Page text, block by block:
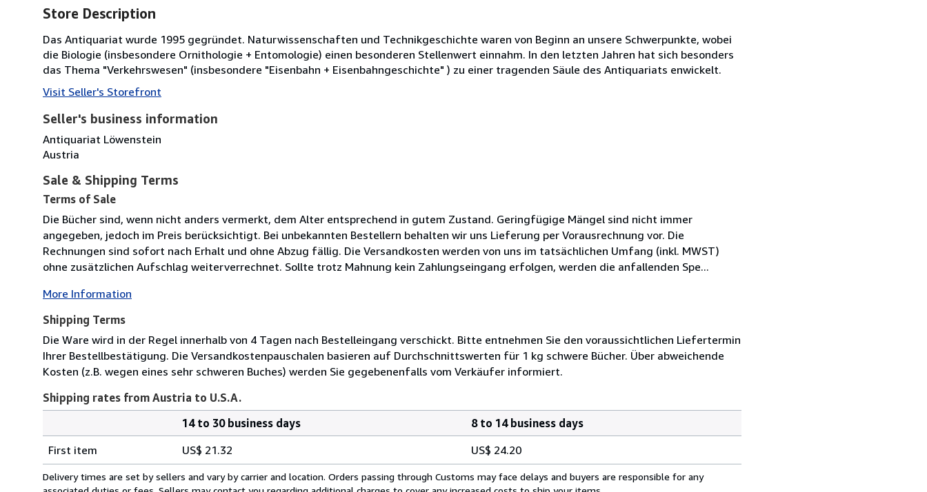
Store Description
Das Antiquariat wurde 1995 gegründet. Naturwissenschaften und Technikgeschichte waren von Beginn an unsere Schwerpunkte, wobei
die Biologie (insbesondere Ornithologie + Entomologie) einen besonderen Stellenwert einnahm. In den letzten Jahren hat sich besonders
das Thema "Verkehrswesen" (insbesondere "Eisenbahn + Eisenbahngeschichte" ) zu einer tragenden Säule des Antiquariats enwickelt.
Visit Seller's Storefront
Seller's business information
Antiquariat Löwenstein
Austria
Sale & Shipping Terms
Terms of Sale
Die Bücher sind, wenn nicht anders vermerkt, dem Alter entsprechend in gutem Zustand. Geringfügige Mängel sind nicht immer
angegeben, jedoch im Preis berücksichtigt. Bei unbekannten Bestellern behalten wir uns Lieferung per Vorausrechnung vor. Die
Rechnungen sind sofort nach Erhalt und ohne Abzug fällig. Die Versandkosten werden von uns im tatsächlichen Umfang (inkl. MWST)
ohne zusätzlichen Aufschlag weiterverrechnet. Sollte trotz Mahnung kein Zahlungseingang erfolgen, werden die anfallenden Spe...
More Information
Shipping Terms
Die Ware wird in der Regel innerhalb von 4 Tagen nach Bestelleingang verschickt. Bitte entnehmen Sie den voraussichtlichen Liefertermin
Ihrer Bestellbestätigung. Die Versandkostenpauschalen basieren auf Durchschnittswerten für 1 kg schwere Bücher. Über abweichende
Kosten (z.B. wegen eines sehr schweren Buches) werden Sie gegebenenfalls vom Verkäufer informiert.
Shipping rates from Austria to U.S.A.
rates
from
Austria
14 to 30 business days
8 to 14 business days
First item
US$ 21.32 US$ 24.20
Delivery times are set by sellers and vary by carrier and location. Orders passing through Customs may face delays and buyers are responsible for any